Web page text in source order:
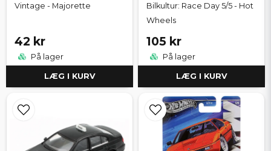
Vintage - Majorette
42 kr
På lager
LÆG I KURV
Bilkultur: Race Day 5/5 - Hot
Wheels
105 kr
På lager
LÆG I KURV